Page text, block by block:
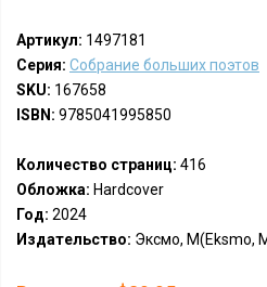
Артикул: 1497181
Серия: Собрание больших поэтов
SKU: 167658
ISBN: 9785041995850
Количество страниц: 416
Обложка: Hardcover
Год: 2024
Издательство: Эксмо, М(Eksmo,